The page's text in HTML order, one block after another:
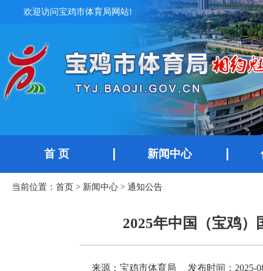
欢迎访问宝鸡市体育局网站!
首 页 新闻中心
当前位置： 首页 > 新闻中心 > 通知公告
2025年中国（宝鸡
来源：宝鸡市体育局 发布时间：2025-